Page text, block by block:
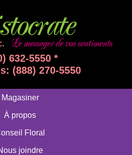
632-5550 *
(888) 270-5550
Magasiner
À propos
Floral
joindre